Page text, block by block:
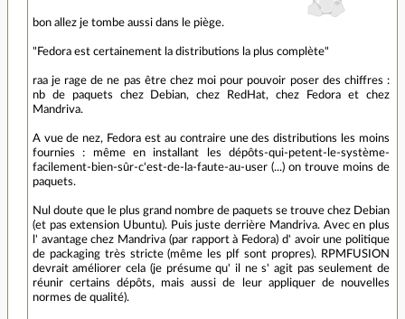
bon allez je tombe aussi dans le piège.
"Fedora est certainement la distributions la plus complète"
raa je rage de ne pas être chez moi pour pouvoir poser des chiffres :
nb de paquets chez Debian, chez RedHat, chez Fedora et chez
Mandriva.
A vue de nez, Fedora est au contraire une des distributions les moins
fournies : même en installant les dépôts-qui-petent-le-système-
facilement-bien-sûr-c'est-de-la-faute-au-user (...) on trouve moins de
paquets.
Nul doute que le plus grand nombre de paquets se trouve chez Debian
(et pas extension Ubuntu). Puis juste derrière Mandriva. Avec en plus
l' avantage chez Mandriva (par rapport à Fedora) d' avoir une politique
de packaging très stricte (même les plf sont propres). RPMFUSION
devrait améliorer cela (je présume qu' il ne s' agit pas seulement de
réunir certains dépôts, mais aussi de leur appliquer de nouvelles
normes de qualité).